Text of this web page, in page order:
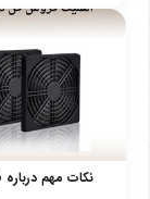
نکات مهم